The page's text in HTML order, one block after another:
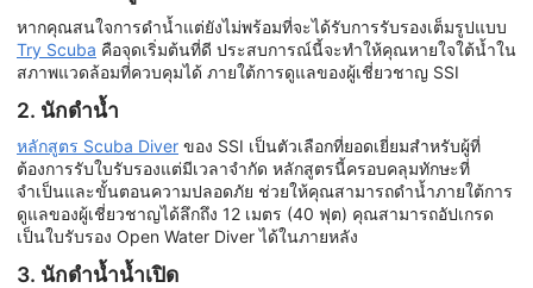
หากคุณสนใจการดำน้ำแต่ยังไม่พร้อมที่จะได้รับการรับรองเต็มรูปแบบ
Try Scuba คือจุดเริ่มต้นที่ดี ประสบการณ์นี้จะทำให้คุณหายใจใต้น้ำใน
สภาพแวดล้อมที่ควบคุมได้ ภายใต้การดูแลของผู้เชี่ยวชาญ SSI
2. นักดำน้ำ
หลักสูตร Scuba Diver ของ SSI เป็นตัวเลือกที่ยอดเยี่ยมสำหรับผู้ที่
ต้องการรับใบรับรองแต่มีเวลาจำกัด หลักสูตรนี้ครอบคลุมทักษะที่
จำเป็นและขั้นตอนความปลอดภัย ช่วยให้คุณสามารถดำน้ำภายใต้การ
ดูแลของผู้เชี่ยวชาญได้ลึกถึง 12 เมตร (40 ฟุต) คุณสามารถอัปเกรด
เป็นใบรับรอง Open Water Diver ได้ในภายหลัง
3. นักดำน้ำน้ำเปิด